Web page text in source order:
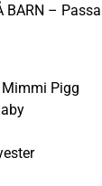
BARN –
Pigg